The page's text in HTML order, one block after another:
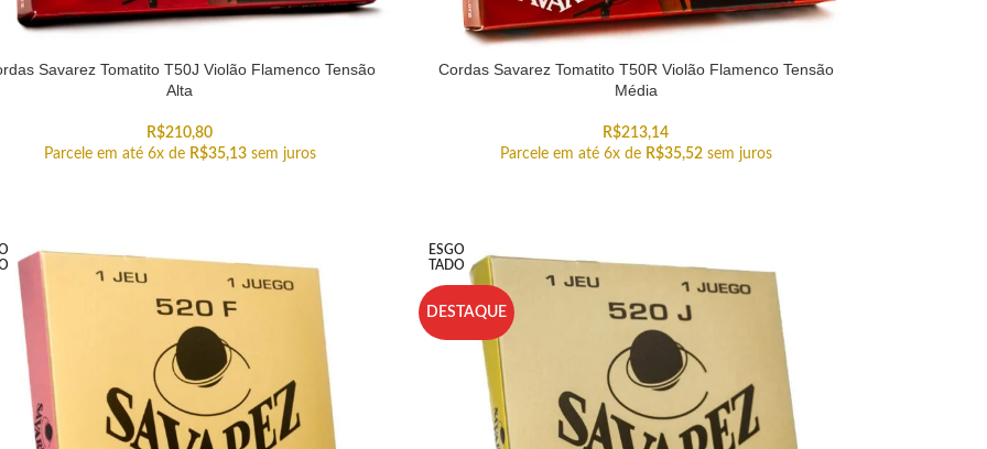
Savarez Tomatito T50J Violão Flamenco Tensão
Alta
R$210,80
Parcele em até 6x de R$35,13 sem juros
Cordas Savarez Tomatito T50R Violão Flamenco Tensão
Média
R$213,14
Parcele em até 6x de R$35,52 sem juros
ESGO
TADO
DESTAQUE